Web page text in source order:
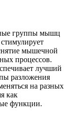
группы мышц
мышечной
процессов.
лучший
разложения
на разных
как
функции.